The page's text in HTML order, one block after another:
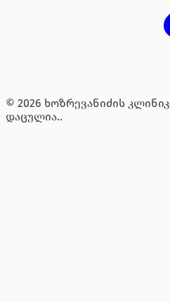
© 2026 ხოზრევანიძის
დაცულია..